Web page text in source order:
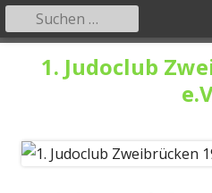
1. Judoclub
Primäres
Menü
Suchen
nach: